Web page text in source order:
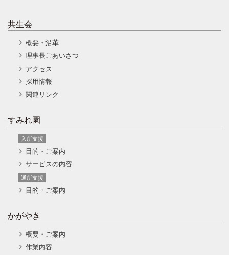
共生会
概要・沿革
理事長ごあいさつ
アクセス
採用情報
関連リンク
すみれ園
入所支援
目的・ご案内
サービスの内容
通所支援
目的・ご案内
かがやき
概要・ご案内
作業内容